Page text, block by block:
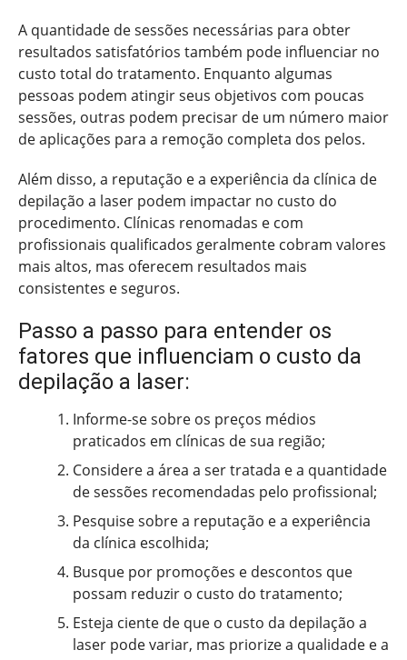
A quantidade de sessões necessárias para obter
resultados satisfatórios também pode influenciar no
custo total do tratamento. Enquanto algumas
pessoas podem atingir seus objetivos com poucas
sessões, outras podem precisar de um número maior
de aplicações para a remoção completa dos pelos.
Além disso, a reputação e a experiência da clínica de
depilação a laser podem impactar no custo do
procedimento. Clínicas renomadas e com
profissionais qualificados geralmente cobram valores
mais altos, mas oferecem resultados mais
consistentes e seguros.
Passo a passo para entender os
fatores que influenciam o custo da
depilação a laser:
Informe-se sobre os preços médios
praticados em clínicas de sua região;
Considere a área a ser tratada e a quantidade
de sessões recomendadas pelo profissional;
Pesquise sobre a reputação e a experiência
da clínica escolhida;
Busque por promoções e descontos que
possam reduzir o custo do tratamento;
Esteja ciente de que o custo da depilação a
laser pode variar, mas priorize a qualidade e a